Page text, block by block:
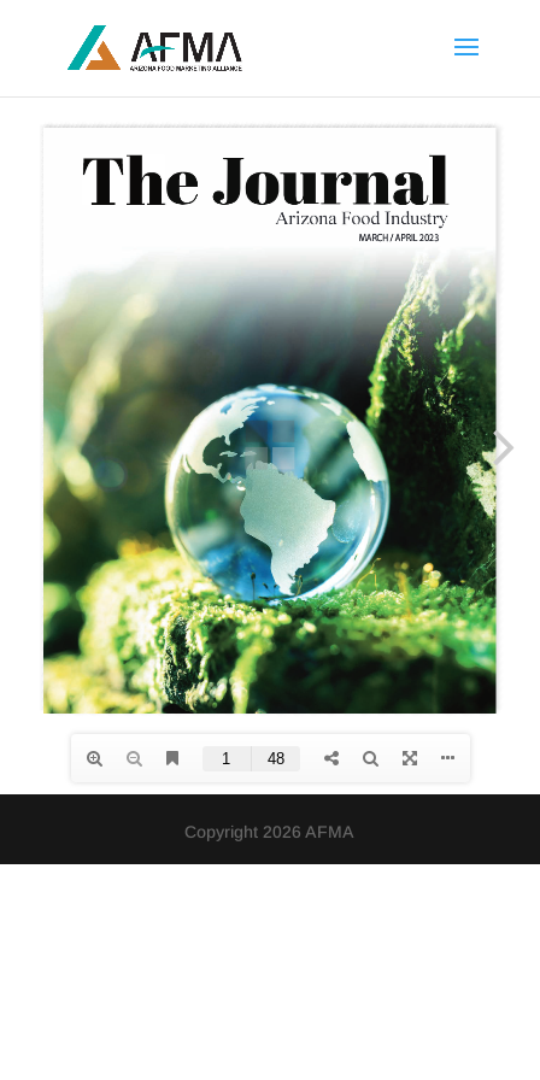
Copyright 2026 AFMA